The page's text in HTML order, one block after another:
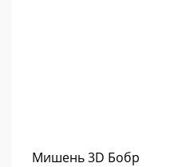
Мишень 3D Бобр